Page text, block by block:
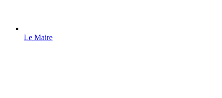
Le Maire